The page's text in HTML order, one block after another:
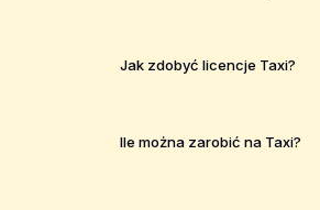
Jak zdobyć licencje Taxi?
Ile można zarobić na Taxi?